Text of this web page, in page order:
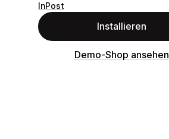
InPost
Installieren
Demo-Shop ansehen